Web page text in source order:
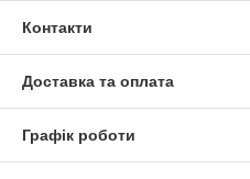
Контакти
Доставка та оплата
Графік роботи